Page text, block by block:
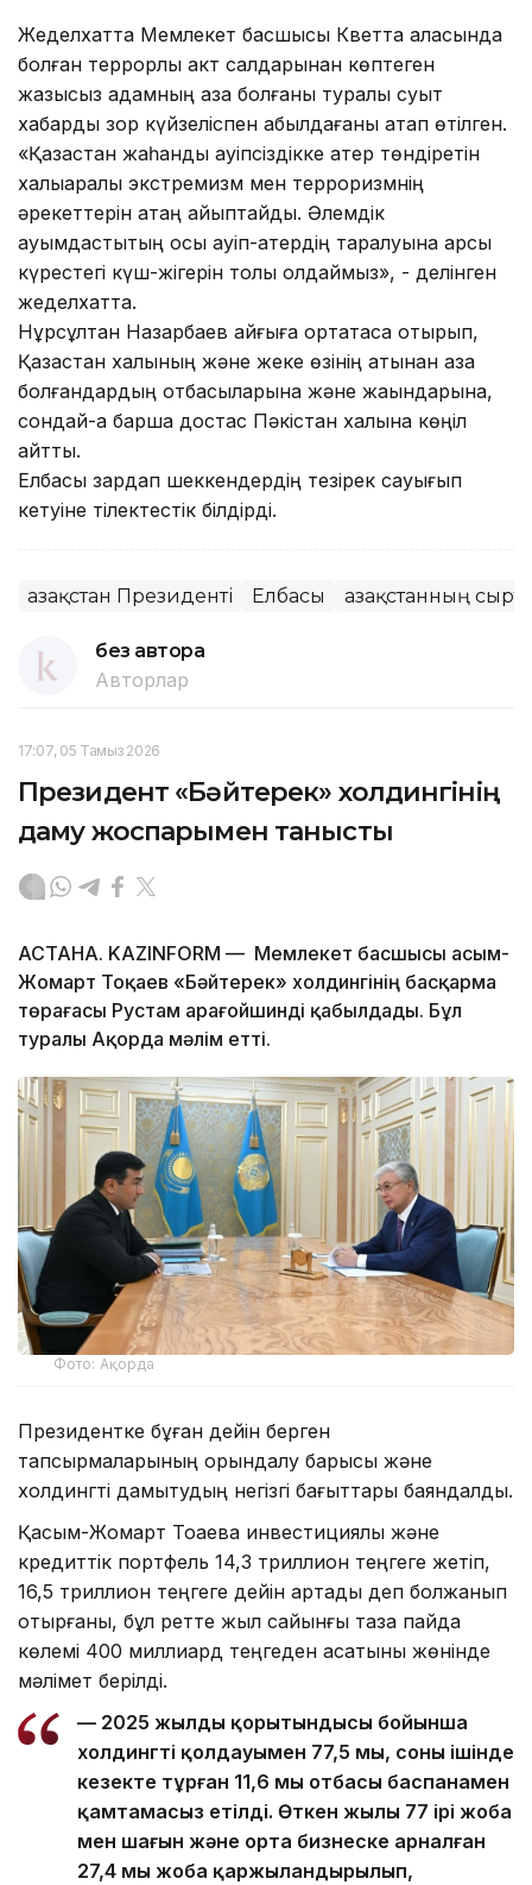
Жеделхатта Мемлекет басшысы Кветта қаласында
болған террорлық акт салдарынан көптеген
жазықсыз адамның қаза болғаны туралы суыт
хабарды зор күйзеліспен қабылдағаны атап өтілген.
«Қазақстан жаһандық қауіпсіздікке қатер төндіретін
халықаралық экстремизм мен терроризмнің
әрекеттерін қатаң айыптайды. Әлемдік
қауымдастықтың осы қауіп-қатердің таралуына қарсы
күрестегі күш-жігерін толық қолдаймыз», - делінген
жеделхатта.
Нұрсұлтан Назарбаев қайғыға ортақтаса отырып,
Қазақстан халқының және жеке өзінің атынан қаза
болғандардың отбасыларына және жақындарына,
сондай-ақ барша достас Пәкістан халқына көңіл
айтты.
Елбасы зардап шеккендердің тезірек сауығып
кетуіне тілектестік білдірді.
Қазақстан Президенті Елбасы Қазақстанның
без автора
Авторлар
17:07, 05 Тамыз 2026
Президент «Бәйтерек» холдингінің
даму жоспарымен танысты
АСТАНА. KAZINFORM — Мемлекет басшысы Қасым-
Жомарт Тоқаев «Бәйтерек» холдингінің басқарма
төрағасы Рустам Қарағойшинді қабылдады. Бұл
туралы Ақорда мәлім етті.
Фото: Ақорда
Президентке бұған дейін берген
тапсырмаларының орындалу барысы және
холдингті дамытудың негізгі бағыттары баяндалды.
Қасым-Жомарт Тоқаевқа инвестициялық және
кредиттік портфель 14,3 триллион теңгеге жетіп,
16,5 триллион теңгеге дейін артады деп болжанып
отырғаны, бұл ретте жыл сайынғы таза пайда
көлемі 400 миллиард теңгеден асатыны жөнінде
мәлімет берілді.
— 2025 жылдың қорытындысы бойынша
холдингтің қолдауымен 77,5 мың, соның ішінде
кезекте тұрған 11,6 мың отбасы баспанамен
қамтамасыз етілді. Өткен жылы 77 ірі жоба
мен шағын және орта бизнеске арналған
27,4 мың жоба қаржыландырылып,